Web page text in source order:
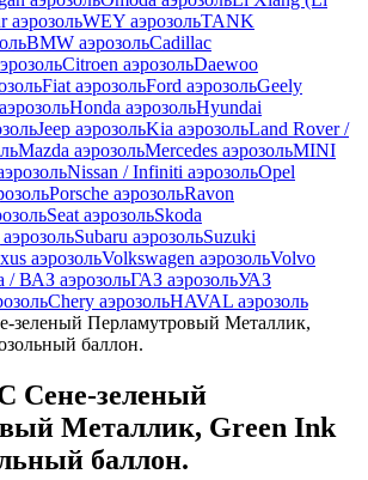
аэрозольWEY аэрозольTANK
BMW аэрозольCadillac
Citroen аэрозольDaewoo
Fiat аэрозольFord аэрозольGeely
Honda аэрозольHyundai
Jeep аэрозольKia аэрозольLand Rover /
Mazda аэрозольMercedes аэрозольMINI
Nissan / Infiniti аэрозольOpel
Porsche аэрозольRavon
Seat аэрозольSkoda
Subaru аэрозольSuzuki
аэрозольVolkswagen аэрозольVolvo
/ ВАЗ аэрозольГАЗ аэрозольУАЗ
Chery аэрозольHAVAL аэрозоль
зеленый Перламутровый Металлик,
баллон.
Сене-зеленый
Металлик, Green Ink
баллон.